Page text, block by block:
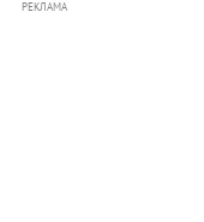
РЕКЛАМА